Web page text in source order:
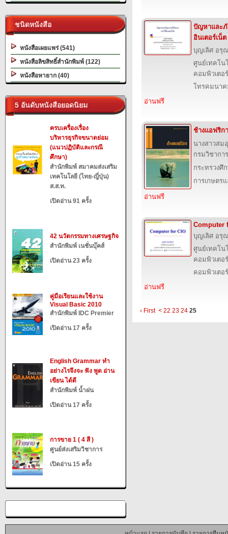
ชนิดหนังสือ
หนังสือเผยแพร่ (541)
หนังสือลิขสิทธิ์สำนักพิมพ์ (122)
หนังสือหายาก (40)
5 อันดับหนังสือยอดนิยม
ครบเครื่องเรื่อง
บริหารธุรกิจขนาดย่อม
(แนวปฏิบัติและกรณี
ศึกษา)
สำนักพิมพ์ สมาคมส่งเสริม
เทคโนโลยี (ไทย-ญี่ปุ่น)
ส.ส.ท.
เปิดอ่าน 91 ครั้ง
42 นวัตกรรมทางเศรษฐกิจ
สำนักพิมพ์ เนชั่นบุ๊คส์
เปิดอ่าน 23 ครั้ง
คู่มือเรียนและใช้งาน
Visual Basic 2010
สำนักพิมพ์ IDC Premier
เปิดอ่าน 17 ครั้ง
English Grammar ทำ
อย่างไรจึงจะ ฟัง พูด อ่าน
เขียน ได้ดี
สำนักพิมพ์ น้ำฝน
เปิดอ่าน 17 ครั้ง
การขาย 1 ( 4 สี )
ศูนย์ส่งเสริมวิชาการ
เปิดอ่าน 15 ครั้ง
ปัญหาและภั
อินเตอร์เน็ต
บุญเลิศ อรุ
ศูนย์เทคโน
คอมพิวเตอ
โทรคมนา
อ่านฟรี
ช้างแอฟริกา
นางสาวส
กรมวิชากา
กระทรวงศึ
การเกษตร
อ่านฟรี
Computer
บุญเลิศ อรุ
ศูนย์เทคโน
คอมพิวเตอ
คอมพิวเตอร์
อ่านฟรี
‹ First < 22 23 24 25